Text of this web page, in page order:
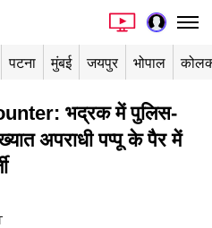
पटना मुंबई जयपुर भोपाल
भद्रक में पुलिस-
अपराधी पप्पू के पैर में